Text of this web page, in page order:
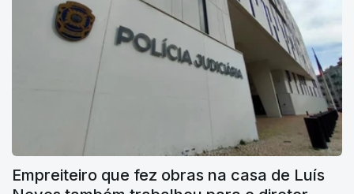
Empreiteiro que fez obras na casa de Luís